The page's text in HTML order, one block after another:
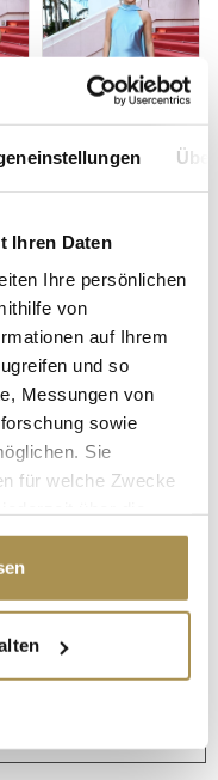
Ihren Daten
Ihre persönlichen
von
auf Ihrem
und so
Messungen von
sowie
Sie
für welche Zwecke
auf das Privacy
Lage
Meter genau sein